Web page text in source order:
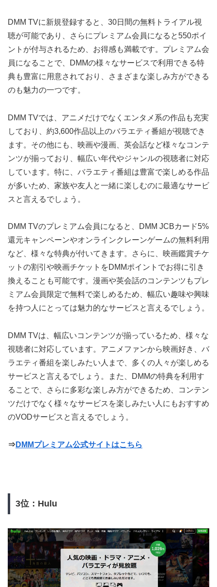
DMM TVに新規登録すると、30日間の無料トライアル視
聴が可能であり、さらにプレミアム会員になると550ポイ
ントが付与されるため、お得感も満載です。プレミアム会
員になることで、DMMの様々なサービスで利用できる特
典も豊富に用意されており、さまざまな楽しみ方ができる
のも魅力の一つです。
DMM TVでは、アニメだけでなくエンタメ系の作品も充実
しており、約3,600作品以上のバラエティ番組が視聴でき
ます。その他にも、映画や漫画、英会話など様々なコンテ
ンツが揃っており、幅広い年代やジャンルの視聴者に対応
しています。特に、バラエティ番組は豊富で楽しめる作品
が多いため、家族や友人と一緒に楽しむのに最適なサービ
スと言えるでしょう。
DMM TVのプレミアム会員になると、DMM JCBカード5%
還元キャンペーンやオンラインクレーンゲームの無料利用
など、様々な特典が付いてきます。さらに、映画鑑賞チケ
ットの割引や映画チケットをDMMポイントでお得に引き
換えることも可能です。漫画や英会話のコンテンツもプレ
ミアム会員限定で無料で楽しめるため、幅広い趣味や興味
を持つ人にとっては魅力的なサービスと言えるでしょう。
DMM TVは、幅広いコンテンツが揃っているため、様々な
視聴者に対応しています。アニメファンから映画好き、バ
ラエティ番組を楽しみたい人まで、多くの人々が楽しめる
サービスと言えるでしょう。また、DMMの特典を利用す
ることで、さらに多彩な楽しみ方ができるため、コンテン
ツだけでなく様々なサービスを楽しみたい人にもおすすめ
のVODサービスと言えるでしょう。
⇒ DMMプレミアム公式サイトはこちら
3位：Hulu